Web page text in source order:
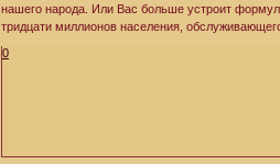
нашего народа. Или Вас больше устроит
тридцати миллионов населения,
0